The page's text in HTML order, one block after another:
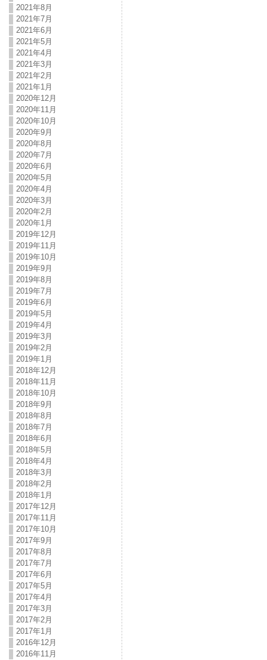
2021年8月
2021年7月
2021年6月
2021年5月
2021年4月
2021年3月
2021年2月
2021年1月
2020年12月
2020年11月
2020年10月
2020年9月
2020年8月
2020年7月
2020年6月
2020年5月
2020年4月
2020年3月
2020年2月
2020年1月
2019年12月
2019年11月
2019年10月
2019年9月
2019年8月
2019年7月
2019年6月
2019年5月
2019年4月
2019年3月
2019年2月
2019年1月
2018年12月
2018年11月
2018年10月
2018年9月
2018年8月
2018年7月
2018年6月
2018年5月
2018年4月
2018年3月
2018年2月
2018年1月
2017年12月
2017年11月
2017年10月
2017年9月
2017年8月
2017年7月
2017年6月
2017年5月
2017年4月
2017年3月
2017年2月
2017年1月
2016年12月
2016年11月